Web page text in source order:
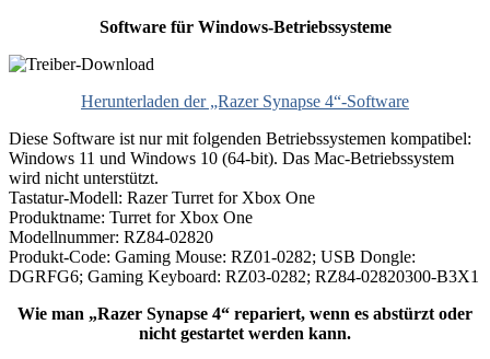
Software für Windows-Betriebssysteme
Herunterladen der „Razer Synapse 4“-Software
Diese Software ist nur mit folgenden Betriebssystemen kompatibel:
Windows 11 und Windows 10 (64-bit). Das Mac-Betriebssystem
wird nicht unterstützt.
Tastatur-Modell: Razer Turret for Xbox One
Produktname: Turret for Xbox One
Modellnummer: RZ84-02820
Produkt-Code: Gaming Mouse: RZ01-0282; USB Dongle:
DGRFG6; Gaming Keyboard: RZ03-0282; RZ84-02820300-B3X1
Wie man „Razer Synapse 4“ repariert, wenn es abstürzt oder
nicht gestartet werden kann.